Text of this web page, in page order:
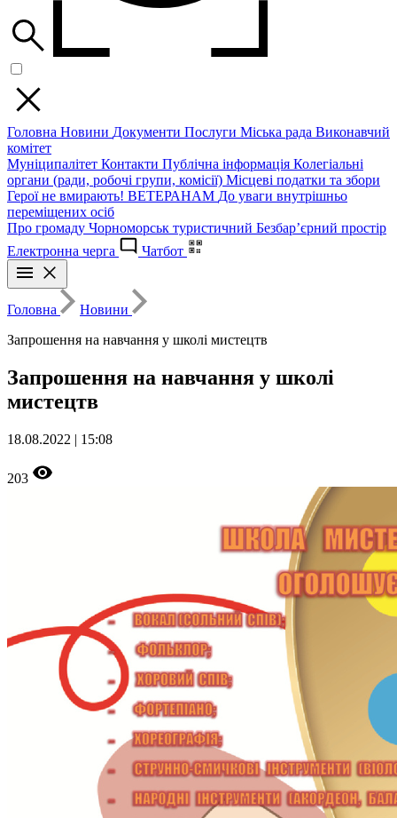
Головна Новини Документи Послуги Міська рада Виконавчий
комітет
Муніципалітет Контакти Публічна інформація Колегіальні
органи (ради, робочі групи, комісії) Місцеві податки та збори
Герої не вмирають! ВЕТЕРАНАМ До уваги внутрішньо
переміщених осіб
Про громаду Чорноморськ туристичний Безбар’єрний простір
Електронна черга
Чатбот
Головна
Новини
Запрошення на навчання у школі мистецтв
Запрошення на навчання у школі
мистецтв
18.08.2022 | 15:08
203